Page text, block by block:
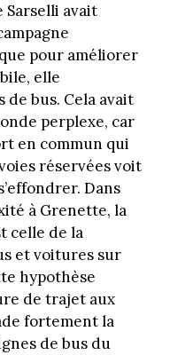
Sarselli avait
pour améliorer
elle
bus. Cela avait
perplexe, car
en commun qui
réservées voit
Dans
à Grenette, la
celle de la
et voitures sur
hypothèse
de trajet aux
fortement la
de bus du